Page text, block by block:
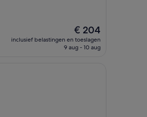
De
prijs
is
€ 204
inclusief belastingen en toeslagen
9 aug - 10 aug